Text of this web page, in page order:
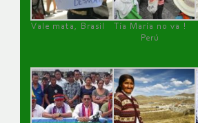
Vale mata, Brasil
Tía María no va !
Perú